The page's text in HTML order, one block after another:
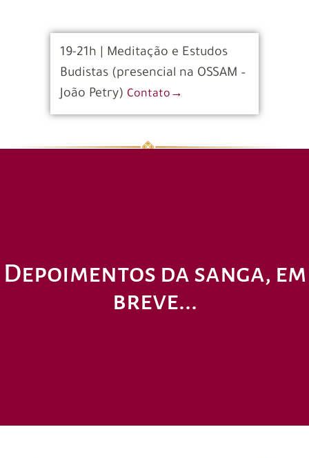
19-21h | Meditação e Estudos
Budistas (presencial na OSSAM –
João Petry) Contato→
Depoimentos da sanga, em
breve...